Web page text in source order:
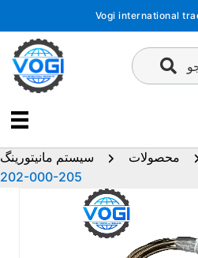
محتوا
Vogi international
محصولات سیستم مانیتورینگ
202-000-205